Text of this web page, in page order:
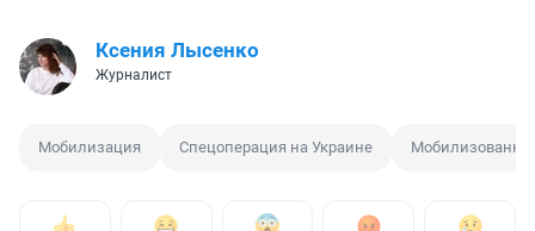
Ксения Лысенко
Журналист
Мобилизация Спецоперация на Украине